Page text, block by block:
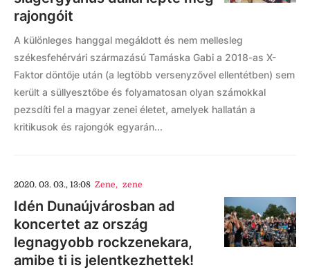
rajongóit
A különleges hanggal megáldott és nem mellesleg
székesfehérvári származású Tamáska Gabi a 2018-as X-
Faktor döntője után (a legtöbb versenyzővel ellentétben) sem
került a süllyesztőbe és folyamatosan olyan számokkal
pezsdíti fel a magyar zenei életet, amelyek hallatán a
kritikusok és rajongók egyarán...
2020. 03. 03., 13:08 Zene, zene
Idén Dunaújvárosban ad
koncertet az ország
legnagyobb rockzenekara,
amibe ti is jelentkezhettek!